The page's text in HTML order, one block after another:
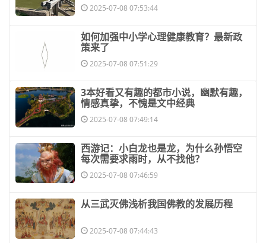
2025-07-08 07:53:44
​如何加强中小学心理健康教育？最新政
策来了
2025-07-08 07:51:29
​3本好看又有趣的都市小说，幽默有趣，
情感真挚，不愧是文中经典
2025-07-08 07:49:14
​西游记：小白龙也是龙，为什么孙悟空
每次需要求雨时，从不找他？
2025-07-08 07:46:59
​从三武灭佛浅析我国佛教的发展历程
2025-07-08 07:44:43